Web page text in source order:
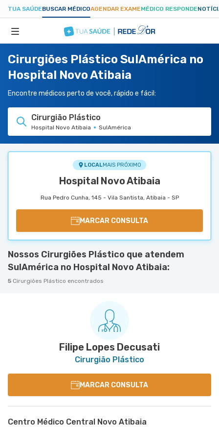
TUA SAÚDEBUSCAR MÉDICOAGENDAR EXAMEMÉDICO RESPONDE
ESPECIALIDADES
HOSPITAIS
TUASAUDE.COM
Cirurgiões Plástico SulAmérica no
Hospital Novo Atibaia
Encontre médicos perto de você, rápido e fácil:
Cirurgião Plástico
Hospital Novo Atibaia SulAmérica
LOCALMAIS PRÓXIMO
Hospital Novo Atibaia
Rua Pedro Cunha, 145 - Vila Santista, Atibaia - SP
MARCAR CONSULTA
Nossos Cirurgiões Plástico que atendem
SulAmérica no Hospital Novo Atibaia:
5 Cirurgiões Plástico encontrados
Filipe Lopes Decusati
Cirurgião Plástico
MARCAR CONSULTA
Centro Médico Central Novo Atibaia